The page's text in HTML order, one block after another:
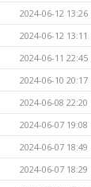
2024-06-12 13:26
2024-06-12 13:11
2024-06-11 22:45
2024-06-10 20:17
2024-06-08 22:20
2024-06-07 19:08
2024-06-07 18:49
2024-06-07 18:29